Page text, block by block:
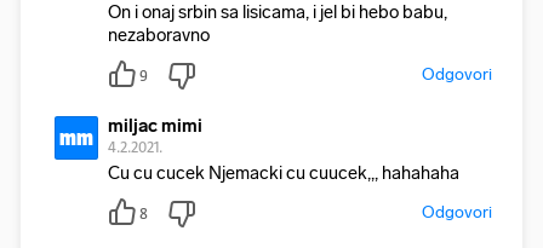
On i onaj srbin sa lisicama, i jel bi hebo babu,
nezaboravno
9 Odgovori
mm miljac mimi
4.2.2021.
Cu cu cucek Njemacki cu cuucek,,, hahahaha
8 Odgovori